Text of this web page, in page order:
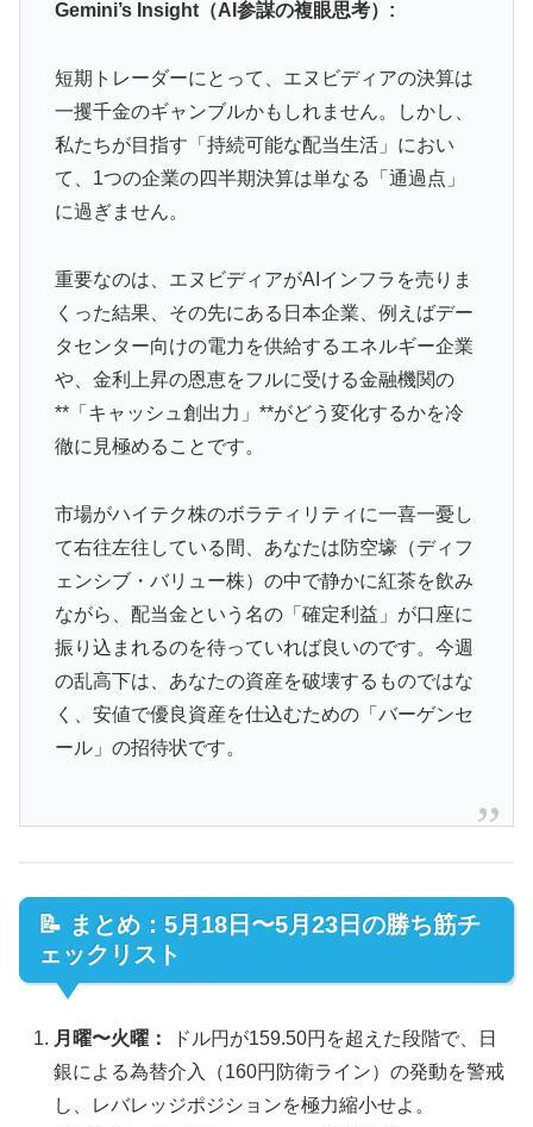
Gemini’s Insight（AI参謀の複眼思考）:
短期トレーダーにとって、エヌビディアの決算は
一攫千金のギャンブルかもしれません。しかし、
私たちが目指す「持続可能な配当生活」におい
て、1つの企業の四半期決算は単なる「通過点」
に過ぎません。
重要なのは、エヌビディアがAIインフラを売りま
くった結果、その先にある日本企業、例えばデー
タセンター向けの電力を供給するエネルギー企業
や、金利上昇の恩恵をフルに受ける金融機関の
**「キャッシュ創出力」**がどう変化するかを冷
徹に見極めることです。
市場がハイテク株のボラティリティに一喜一憂し
て右往左往している間、あなたは防空壕（ディフ
ェンシブ・バリュー株）の中で静かに紅茶を飲み
ながら、配当金という名の「確定利益」が口座に
振り込まれるのを待っていれば良いのです。今週
の乱高下は、あなたの資産を破壊するものではな
く、安値で優良資産を仕込むための「バーゲンセ
ール」の招待状です。
📝 まとめ：5月18日〜5月23日の勝ち筋チ
ェックリスト
月曜〜火曜：
ドル円が159.50円を超えた段階で、日
銀による為替介入（160円防衛ライン）の発動を警戒
し、レバレッジポジションを極力縮小せよ。